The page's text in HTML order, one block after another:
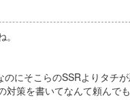
のにそこらのSSRよりタチ
対策を書いてなんて頼んで